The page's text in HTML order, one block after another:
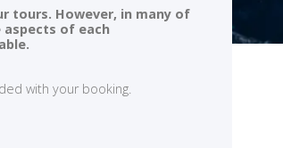
tours. However, in many of
of each
with your booking.